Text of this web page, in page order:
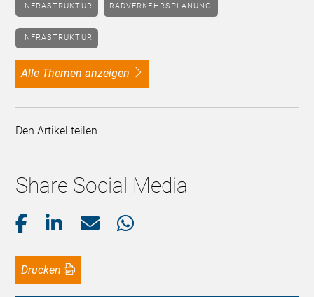
INFRASTRUKTUR RADVERKEHRSPLANUNG
INFRASTRUKTUR
alle Themen anzeigen
Den Artikel teilen
Share Social Media
Drucken